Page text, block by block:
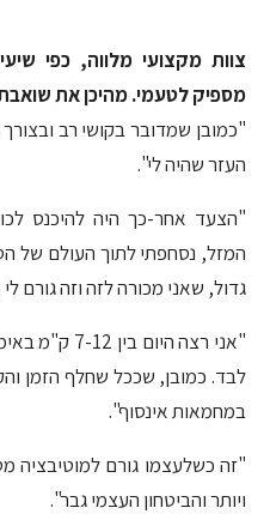
צוות מקצועי מלווה, כפי
מספיק לטעמי. מהיכן את
"כמובן שמדובר בקושי רב
העזר שהיה לי".
"הצעד אחר-כך היה להיכנס
המזל, נסחפתי לתוך העולם של
גדול, שאני מכורה לזה וזה גורם
"אני רצה
לבד. כמובן, שככל שחלף הזמן
במחמאות אינסוף".
"זה כשלעצמו גורם למוטיבציה
ויותר והביטחון העצמי גבר".